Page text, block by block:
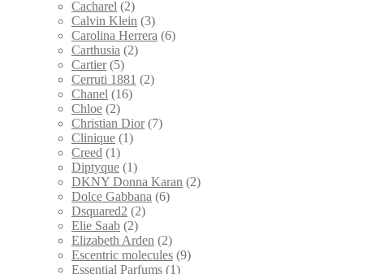
Cacharel (2)
Calvin Klein (3)
Carolina Herrera (6)
Carthusia (2)
Cartier (5)
Cerruti 1881 (2)
Chanel (16)
Chloe (2)
Christian Dior (7)
Clinique (1)
Creed (1)
Diptyque (1)
DKNY Donna Karan (2)
Dolce Gabbana (6)
Dsquared2 (2)
Elie Saab (2)
Elizabeth Arden (2)
Escentric molecules (9)
Essential Parfums (1)